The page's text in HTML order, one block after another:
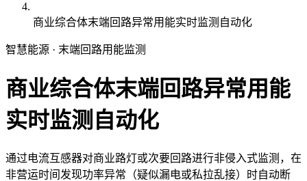
商业综合体末端回路异常用能实时监测自动化
智慧能源 · 末端回路用能监测
商业综合体末端回路异常用能
实时监测自动化
通过电流互感器对商业路灯或次要回路进行非侵入式监测，在
非营运时间发现功率异常（疑似漏电或私拉乱接）时自动断